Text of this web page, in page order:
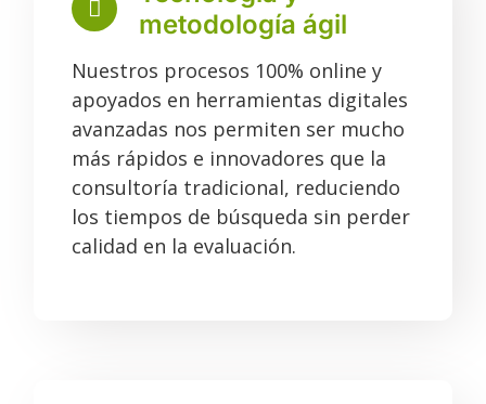
metodología ágil
Nuestros procesos 100% online y
apoyados en herramientas digitales
avanzadas nos permiten ser mucho
más rápidos e innovadores que la
consultoría tradicional, reduciendo
los tiempos de búsqueda sin perder
calidad en la evaluación.